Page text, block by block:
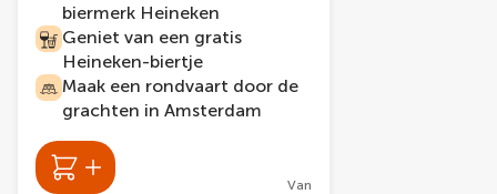
biermerk Heineken
Geniet van een gratis
Heineken-biertje
Maak een rondvaart door de
grachten in Amsterdam
Van